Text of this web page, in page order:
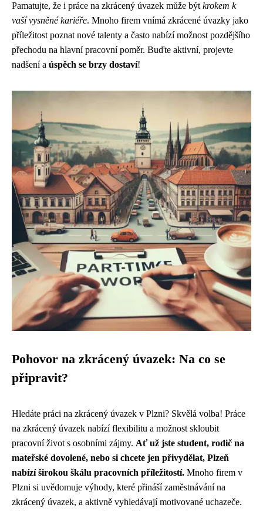
Pamatujte, že i práce na zkrácený úvazek může být krokem k
vaší vysněné kariéře. Mnoho firem vnímá zkrácené úvazky jako
příležitost poznat nové talenty a často nabízí možnost pozdějšího
přechodu na hlavní pracovní poměr. Buďte aktivní, projevte
nadšení a úspěch se brzy dostaví!
Pohovor na zkrácený úvazek: Na co se
připravit?
Hledáte práci na zkrácený úvazek v Plzni? Skvělá volba! Práce
na zkrácený úvazek nabízí flexibilitu a možnost skloubit
pracovní život s osobními zájmy. Ať už jste student, rodič na
mateřské dovolené, nebo si chcete jen přivydělat, Plzeň
nabízí širokou škálu pracovních příležitostí. Mnoho firem v
Plzni si uvědomuje výhody, které přináší zaměstnávání na
zkrácený úvazek, a aktivně vyhledávají motivované uchazeče.